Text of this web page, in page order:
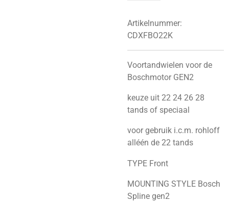
Artikelnummer:
CDXFBO22K
Voortandwielen voor de
Boschmotor GEN2
keuze uit 22 24 26 28
tands of speciaal
voor gebruik i.c.m. rohloff
alléén de 22 tands
TYPE Front
MOUNTING STYLE Bosch
Spline gen2